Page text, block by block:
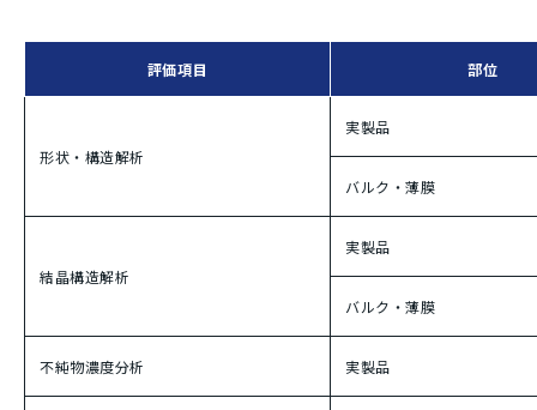
評価項目 部位
形状・構造解析
実製品
バルク・薄膜
結晶構造解析
実製品
バルク・薄膜
不純物濃度分析 実製品